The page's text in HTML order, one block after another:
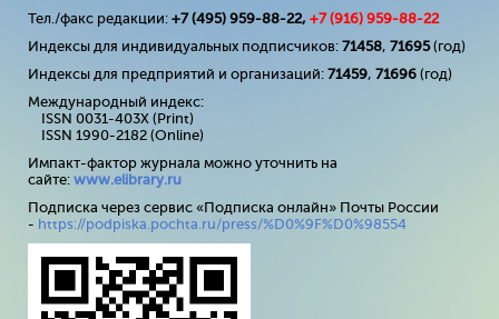
Тел./факс редакции: +7 (495) 959-88-22, +7 (916) 959-88-22
Индексы для индивидуальных подписчиков: 71458, 71695(год)
Индексы для предприятий и организаций: 71459, 71696 (год)
Международный индекс:
ISSN 0031-403X (Print)
ISSN 1990-2182 (Online)
Импакт-фактор журнала можно уточнить на
сайте: www.elibrary.ru
Подписка через сервис «Подписка онлайн» Почты России
- https://podpiska.pochta.ru/press/%D0%9F%D0%98554